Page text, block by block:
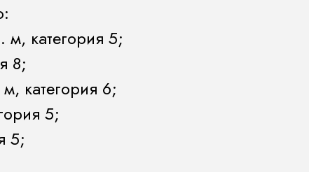
категория 5;
8;
категория 6;
5;
5;